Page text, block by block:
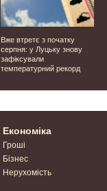
Вже втретє з початку
серпня: у Луцьку знову
зафіксували
температурний рекорд
Економіка
Гроші
Бізнес
Нерухомість